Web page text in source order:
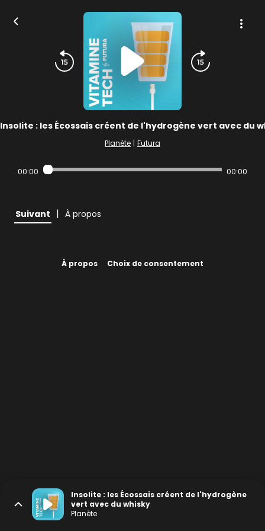
Insolite : les Écossais créent de l'hydrogène vert avec du
Planète | Futura
00:00 00:00
Suivant | À propos
À propos Choix de consentement
Insolite : les Écossais créent de l'hydrogène
vert avec du whisky
Planète